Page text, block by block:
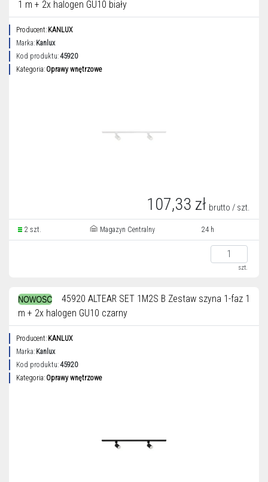
1 m + 2x halogen GU10 biały
Producent: KANLUX
Marka: Kanlux
Kod produktu:45920
Kategoria: Oprawy wnętrzowe
107,33 zł brutto / szt.
2 szt. Magazyn Centralny 24 h
szt.
45920 ALTEAR SET 1M2S B Zestaw szyna 1-faz 1
m + 2x halogen GU10 czarny
Producent: KANLUX
Marka: Kanlux
Kod produktu:45920
Kategoria: Oprawy wnętrzowe